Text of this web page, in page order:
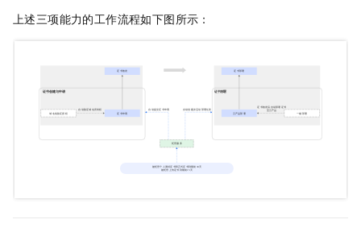
上述三项能力的工作流程如下图所示：